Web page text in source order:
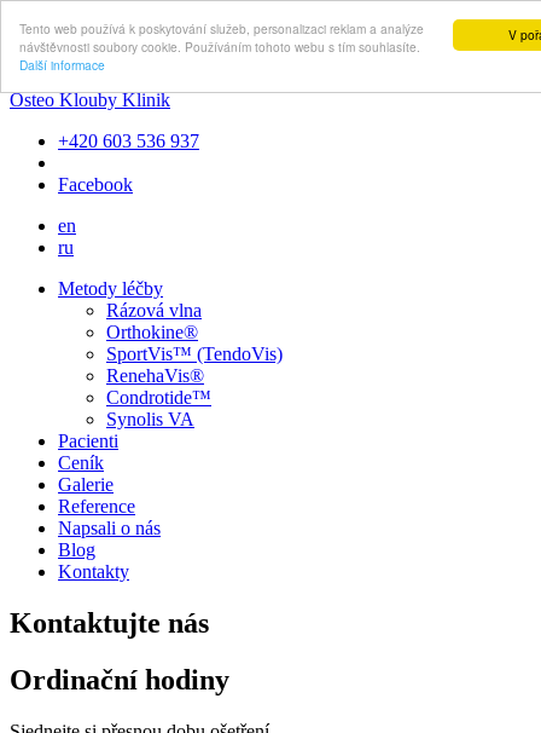
V
Tento web používá k poskytování služeb, personalizaci reklam a analýze
návštěvnosti soubory cookie. Používáním tohoto webu s tím souhlasíte.
Další informace
Osteo Klouby Klinik
+420 603 536 937
Facebook
en
ru
Metody léčby
Rázová vlna
Orthokine®
SportVis™ (TendoVis)
RenehaVis®
Condrotide™
Synolis VA
Pacienti
Ceník
Galerie
Reference
Napsali o nás
Blog
Kontakty
Kontaktujte nás
Ordinační hodiny